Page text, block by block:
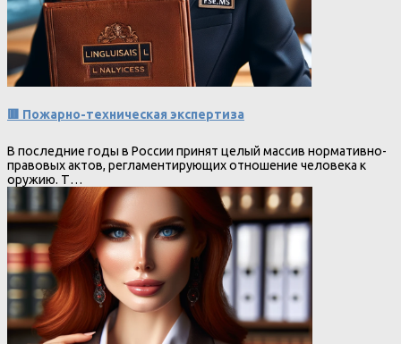
🟥 Пожарно-техническая экспертиза
В последние годы в России принят целый массив нормативно-
правовых актов, регламентирующих отношение человека к
оружию. Т…